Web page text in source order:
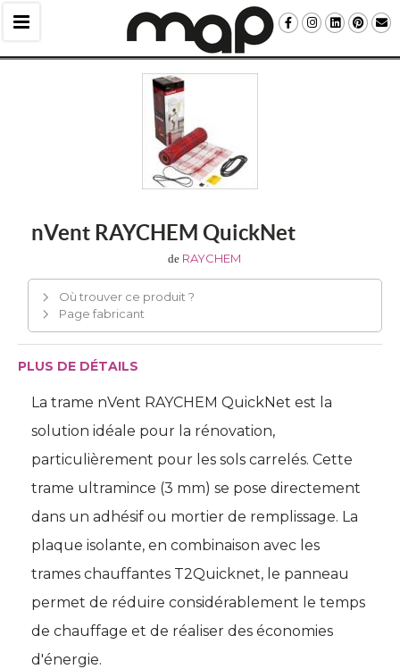
nVent RAYCHEM QuickNet
de RAYCHEM
Où trouver ce produit ?
Page fabricant
PLUS DE DÉTAILS
La trame nVent RAYCHEM QuickNet est la
solution idéale pour la rénovation,
particulièrement pour les sols carrelés. Cette
trame ultramince (3 mm) se pose directement
dans un adhésif ou mortier de remplissage. La
plaque isolante, en combinaison avec les
trames chauffantes T2Quicknet, le panneau
permet de réduire considérablement le temps
de chauffage et de réaliser des économies
d'énergie.